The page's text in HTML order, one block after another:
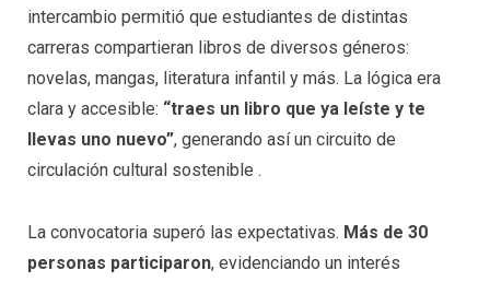
intercambio permitió que estudiantes de distintas
carreras compartieran libros de diversos géneros:
novelas, mangas, literatura infantil y más. La lógica era
clara y accesible: “traes un libro que ya leíste y te
llevas uno nuevo”, generando así un circuito de
circulación cultural sostenible .
La convocatoria superó las expectativas. Más de 30
personas participaron, evidenciando un interés